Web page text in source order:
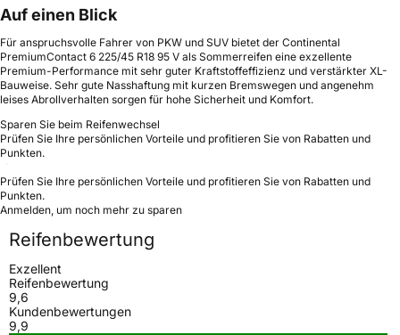
Auf einen Blick
Für anspruchsvolle Fahrer von PKW und SUV bietet der Continental
PremiumContact 6 225/45 R18 95 V als Sommerreifen eine exzellente
Premium-Performance mit sehr guter Kraftstoffeffizienz und verstärkter XL-
Bauweise. Sehr gute Nasshaftung mit kurzen Bremswegen und angenehm
leises Abrollverhalten sorgen für hohe Sicherheit und Komfort.
Sparen Sie beim Reifenwechsel
Prüfen Sie Ihre persönlichen Vorteile und profitieren Sie von Rabatten und
Punkten.
Prüfen Sie Ihre persönlichen Vorteile und profitieren Sie von Rabatten und
Punkten.
Anmelden, um noch mehr zu sparen
Reifenbewertung
Exzellent
Reifenbewertung
9,6
Kundenbewertungen
9,9